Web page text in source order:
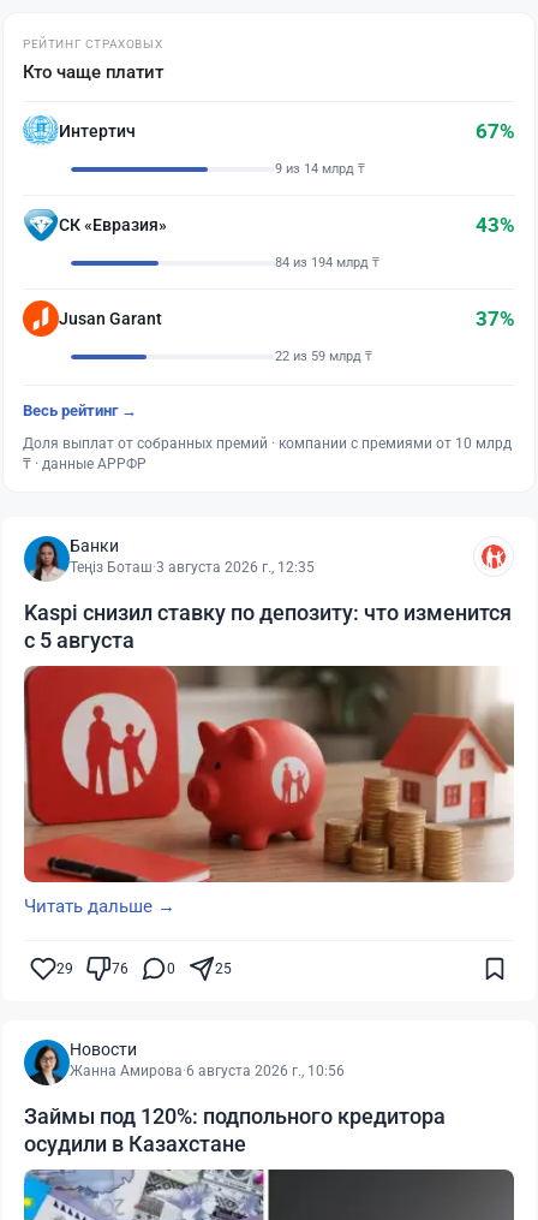
РЕЙТИНГ СТРАХОВЫХ
Кто чаще платит
Интертич 67%
9 из 14 млрд ₸
СК «Евразия» 43%
84 из 194 млрд ₸
Jusan Garant 37%
22 из 59 млрд ₸
Весь рейтинг →
Доля выплат от собранных премий · компании с премиями от 10 млрд
₸ · данные АРРФР
Банки
Теңіз Боташ·3 августа 2026 г., 12:35
Kaspi снизил ставку по депозиту: что изменится
с 5 августа
Читать дальше →
29 76 0 25
Новости
Жанна Амирова·6 августа 2026 г., 10:56
Займы под 120%: подпольного кредитора
осудили в Казахстане